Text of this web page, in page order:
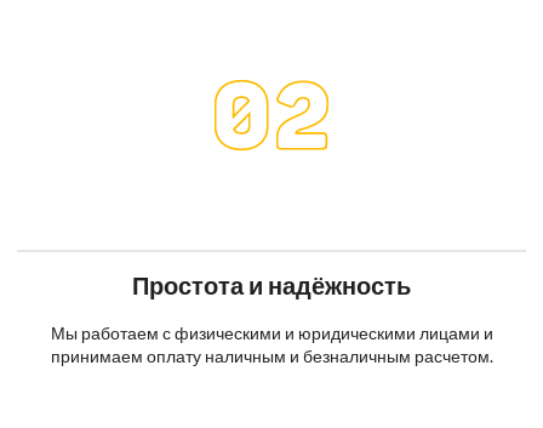
Простота и надёжность
Мы работаем с физическими и юридическими лицами и
принимаем оплату наличным и безналичным расчетом.